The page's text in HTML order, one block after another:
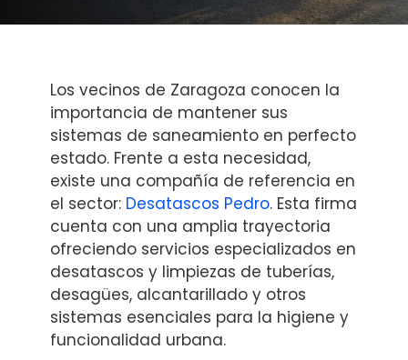
Los vecinos de Zaragoza conocen la
importancia de mantener sus
sistemas de saneamiento en perfecto
estado. Frente a esta necesidad,
existe una compañía de referencia en
el sector: Desatascos Pedro. Esta firma
cuenta con una amplia trayectoria
ofreciendo servicios especializados en
desatascos y limpiezas de tuberías,
desagües, alcantarillado y otros
sistemas esenciales para la higiene y
funcionalidad urbana.